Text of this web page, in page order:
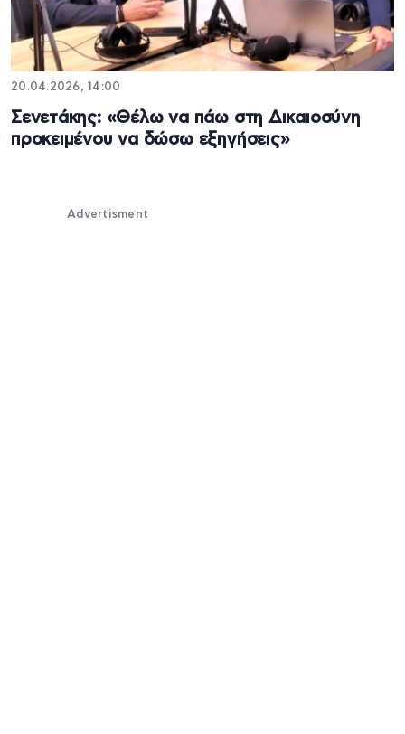
20.04.2026, 14:00
Σενετάκης: «Θέλω να πάω στη Δικαιοσύνη
προκειμένου να δώσω εξηγήσεις»
Advertisment